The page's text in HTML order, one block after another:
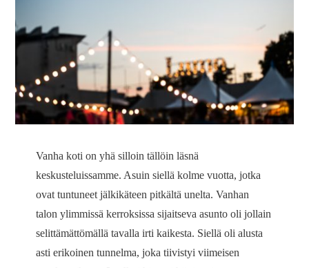
Vanha koti on yhä silloin tällöin läsnä
keskusteluissamme. Asuin siellä kolme vuotta, jotka
ovat tuntuneet jälkikäteen pitkältä unelta. Vanhan
talon ylimmissä kerroksissa sijaitseva asunto oli jollain
selittämättömällä tavalla irti kaikesta. Siellä oli alusta
asti erikoinen tunnelma, joka tiivistyi viimeisen